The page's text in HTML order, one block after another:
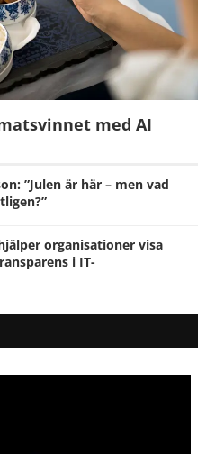
med AI
”Julen är här – men vad
organisationer visa
i IT-